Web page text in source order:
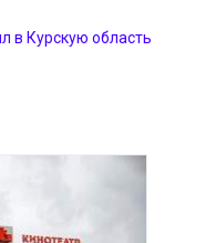
в Курскую область